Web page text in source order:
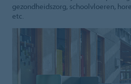
gezondheidszorg, schoolvloeren,
etc.